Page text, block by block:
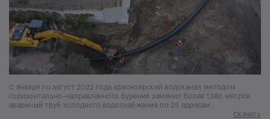
С января по август 2022 года красноярский водоканал методом
горизонтально-направленного бурения заменил более 1380 метров
авариный труб холодного водоснабжения по 25 адресам.
Скачать